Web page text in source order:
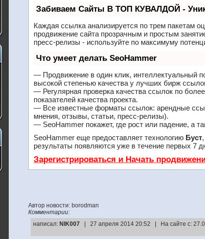
Забиваем Сайты В ТОП КУВАЛДОЙ -
Каждая ссылка анализируется по трем пакетам
продвижение сайта прозрачным и простым
пресс-релизы - используйте по максимуму
Что умеет делать SeoHammer
— Продвижение в один клик, интеллектуальный
высокой степенью качества у лучших бирж
— Регулярная проверка качества ссылок по
показателей качества проекта.
— Все известные форматы ссылок: арендные
мнения, отзывы, статьи, пресс-релизы).
— SeoHammer покажет, где рост или падение, а
SeoHammer еще предоставляет технологию Буст
результаты появляются уже в течение первых 7
Зарегистрироваться и Начать
Автор новости: borodman
Комментарии:
написал: NIK007 | 27 апреля 2014 20:52 | На сайте с: